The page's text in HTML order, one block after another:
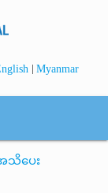
| Myanmar
သိပေး